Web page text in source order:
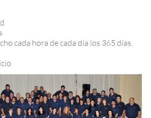
cada hora de cada día los 365 días.